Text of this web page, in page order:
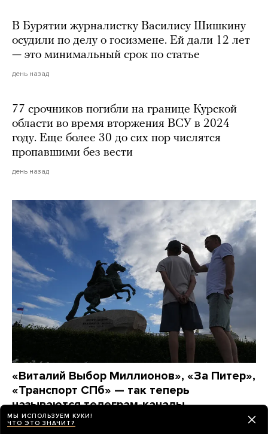
В Бурятии журналистку Василису Шишкину
осудили по делу о госизмене. Ей дали 12 лет
— это минимальный срок по статье
день назад
77 срочников погибли на границе Курской
области во время вторжения ВСУ в 2024
году. Еще более 30 до сих пор числятся
пропавшими без вести
день назад
«Виталий Выбор Миллионов», «За Питер»,
«Транспорт СПб» — так теперь
называются телеграм-каналы
петербургских политиков
МЫ ИСПОЛЬЗУЕМ КУКИ!
ЧТО ЭТО ЗНАЧИТ?